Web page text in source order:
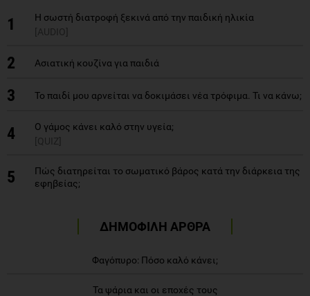
1
Η σωστή διατροφή ξεκινά από την παιδική ηλικία
[AUDIO]
2 Ασιατική κουζίνα για παιδιά
3 Το παιδί μου αρνείται να δοκιμάσει νέα τρόφιμα. Τι να κάνω;
4
O γάμος κάνει καλό στην υγεία;
[QUIZ]
5
Πώς διατηρείται το σωματικό βάρος κατά την διάρκεια της
εφηβείας;
ΔΗΜΟΦΙΛΗ ΑΡΘΡΑ
Φαγόπυρο: Πόσο καλό κάνει;
Τα ψάρια και οι εποχές τους